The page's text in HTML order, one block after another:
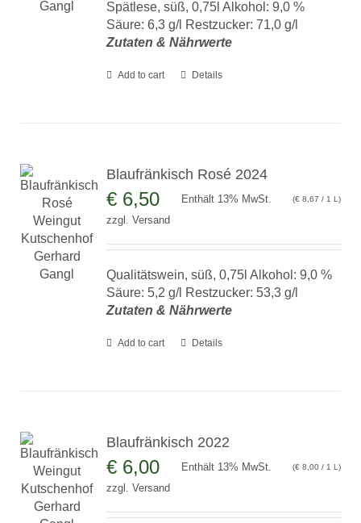
Spätlese, süß, 0,75l Alkohol: 9,0 %
Säure: 6,3 g/l Restzucker: 71,0 g/l
Zutaten & Nährwerte
Add to cart Details
Blaufränkisch Rosé 2024
€ 6,50 Enthält 13% MwSt. (€8,67 / 1 L)
zzgl.Versand
Qualitätswein, süß, 0,75l Alkohol: 9,0 %
Säure: 5,2 g/l Restzucker: 53,3 g/l
Zutaten & Nährwerte
Add to cart Details
Blaufränkisch 2022
€ 6,00 Enthält 13% MwSt. (€8,00/ 1 L)
zzgl.Versand